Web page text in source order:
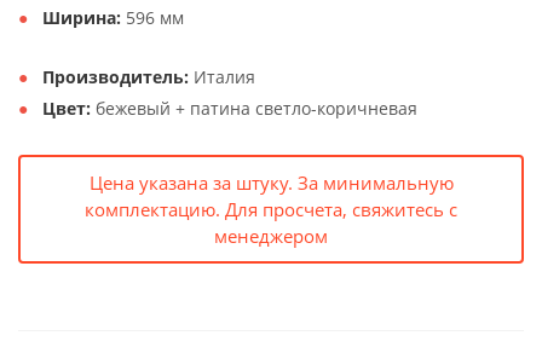
Ширина: 596 мм
Производитель: Италия
Цвет: бежевый + патина светло-коричневая
Цена указана за штуку. За минимальную
комплектацию. Для просчета, свяжитесь с
менеджером